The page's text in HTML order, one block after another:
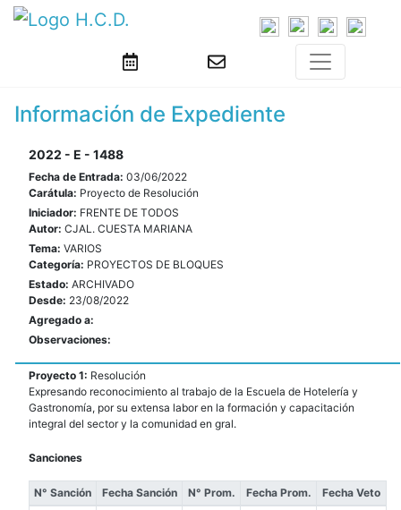
Información de Expediente
2022 - E - 1488
Fecha de Entrada: 03/06/2022
Carátula: Proyecto de Resolución
Iniciador: FRENTE DE TODOS
Autor: CJAL. CUESTA MARIANA
Tema: VARIOS
Categoría: PROYECTOS DE BLOQUES
Estado: ARCHIVADO
Desde: 23/08/2022
Agregado a:
Observaciones:
Proyecto 1: Resolución
Expresando reconocimiento al trabajo de la Escuela de Hotelería y
Gastronomía, por su extensa labor en la formación y capacitación
integral del sector y la comunidad en gral.
Sanciones
N° Sanción Fecha Sanción N° Prom. Fecha Prom.
Fecha Veto